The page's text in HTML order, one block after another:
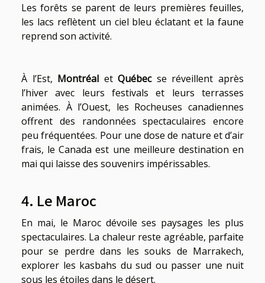
Les forêts se parent de leurs premières feuilles,
les lacs reflètent un ciel bleu éclatant et la faune
reprend son activité.
À l’Est, Montréal etQuébecse réveillent après
l’hiver avec leurs festivals et leurs terrasses
animées. À l’Ouest, les Rocheuses canadiennes
offrent des randonnées spectaculaires encore
peu fréquentées. Pour une dose de nature et d’air
frais, le Canada est une meilleure destination en
mai qui laisse des souvenirs impérissables.
4. Le Maroc
En mai, le Maroc dévoile ses paysages les plus
spectaculaires. La chaleur reste agréable, parfaite
pour se perdre dans les souks de Marrakech,
explorer les kasbahs du sud ou passer une nuit
sous les étoiles dans le désert.